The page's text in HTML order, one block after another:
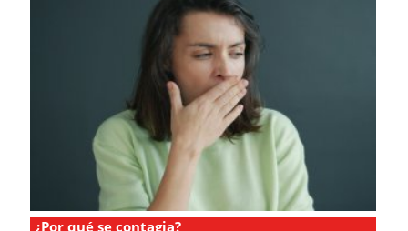
¿Por qué se contagia?